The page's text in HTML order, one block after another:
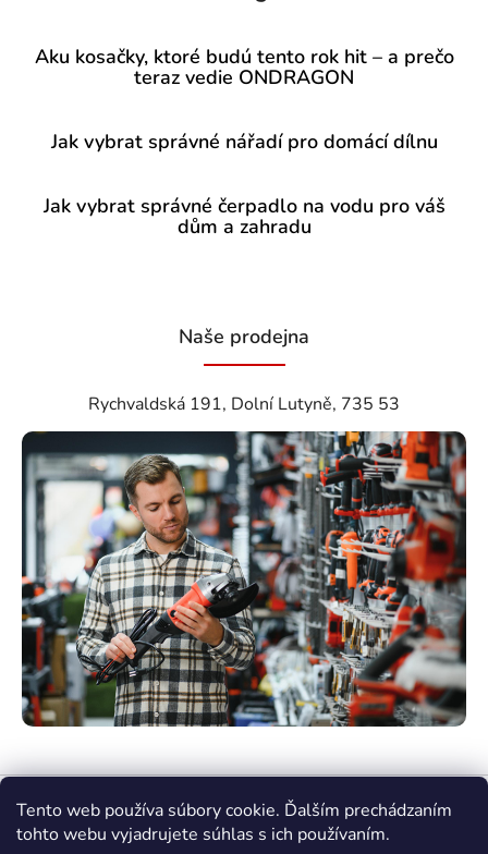
Tento web používa súbory cookie. Ďalším prechádzaním
tohto webu vyjadrujete súhlas s ich používaním.
Aku kosačky, ktoré budú tento rok hit – a prečo
teraz vedie ONDRAGON
Jak vybrat správné nářadí pro domácí dílnu
Jak vybrat správné čerpadlo na vodu pro váš
dům a zahradu
Naše prodejna
Rychvaldská 191, Dolní Lutyně, 735 53